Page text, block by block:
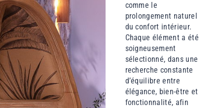
comme le
prolongement naturel
du confort intérieur.
Chaque élément a été
soigneusement
sélectionné, dans une
recherche constante
d’équilibre entre
élégance, bien-être et
fonctionnalité, afin